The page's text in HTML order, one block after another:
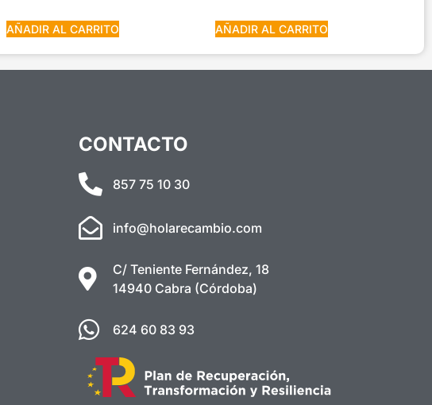
AÑADIR AL CARRITO AÑADIR AL CARRITO
CONTACTO
857 75 10 30
info@holarecambio.com
C/ Teniente Fernández, 18
14940 Cabra (Córdoba)
624 60 83 93